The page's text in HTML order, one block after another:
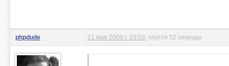
phpdude 21 мая 2009 г. 23:03 , спустя 52 секунды